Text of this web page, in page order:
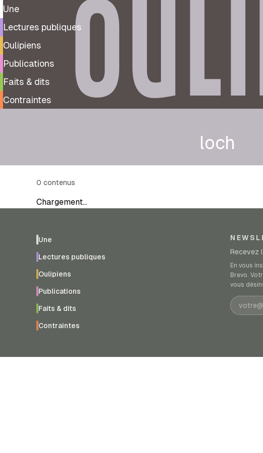
Une
Lectures publiques
Oulipiens
Publications
Faits & dits
Contraintes
loch
0 contenus
Chargement…
Une
Lectures publiques
Oulipiens
Publications
Faits & dits
Contraintes
Recevez
En vous
Brevo.
vous